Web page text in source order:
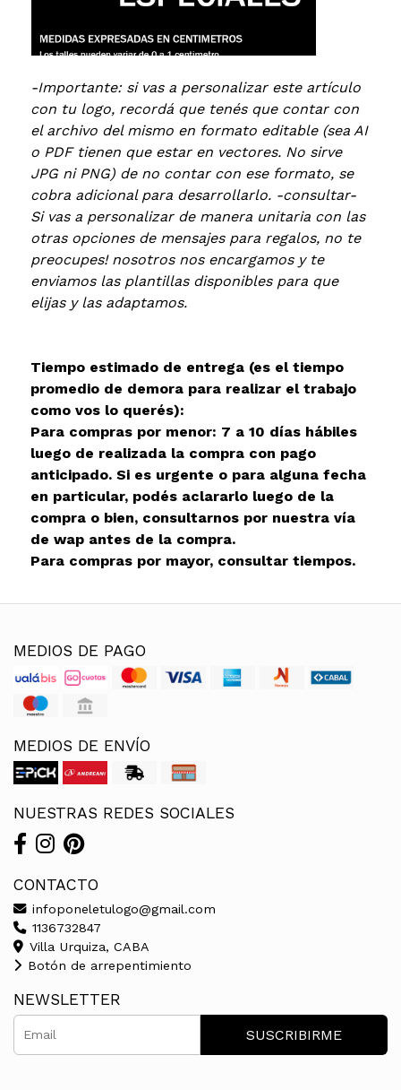
-Importante: si vas a personalizar este artículo
con tu logo, recordá que tenés que contar con
el archivo del mismo en formato editable (sea AI
o PDF tienen que estar en vectores. No sirve
JPG ni PNG) de no contar con ese formato, se
cobra adicional para desarrollarlo. -consultar-
Si vas a personalizar de manera unitaria con las
otras opciones de mensajes para regalos, no te
preocupes! nosotros nos encargamos y te
enviamos las plantillas disponibles para que
elijas y las adaptamos.
Tiempo estimado de entrega (es el tiempo
promedio de demora para realizar el trabajo
como vos lo querés):
Para compras por menor: 7 a 10 días hábiles
luego de realizada la compra con pago
anticipado. Si es urgente o para alguna fecha
en particular, podés aclararlo luego de la
compra o bien, consultarnos por nuestra vía
de wap antes de la compra.
Para compras por mayor, consultar tiempos.
MEDIOS DE PAGO
MEDIOS DE ENVÍO
NUESTRAS REDES SOCIALES
CONTACTO
infoponeletulogo@gmail.com
1136732847
Villa Urquiza, CABA
Botón de arrepentimiento
NEWSLETTER
SUSCRIBIRME